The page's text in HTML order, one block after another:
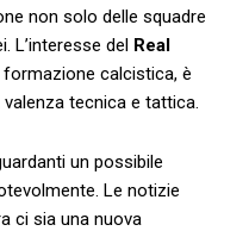
non solo delle squadre
L’interesse del Real
calcistica, è
tecnica e tattica.
un possibile
Le ⁤notizie
ci sia una​ nuova‌